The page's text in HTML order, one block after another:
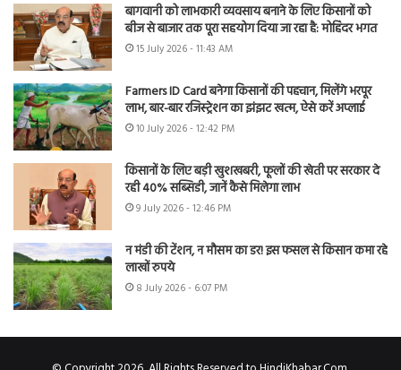
बागवानी को लाभकारी व्यवसाय बनाने के लिए किसानों को
बीज से बाजार तक पूरा सहयोग दिया जा रहा है: मोहिंदर भगत
15 July 2026 - 11:43 AM
Farmers ID Card बनेगा किसानों की पहचान, मिलेंगे भरपूर
लाभ, बार-बार रजिस्ट्रेशन का झंझट खत्म, ऐसे करें अप्लाई
10 July 2026 - 12:42 PM
किसानों के लिए बड़ी खुशखबरी, फूलों की खेती पर सरकार दे
रही 40% सब्सिडी, जानें कैसे मिलेगा लाभ
9 July 2026 - 12:46 PM
न मंडी की टेंशन, न मौसम का डर! इस फसल से किसान कमा रहे
लाखों रुपये
8 July 2026 - 6:07 PM